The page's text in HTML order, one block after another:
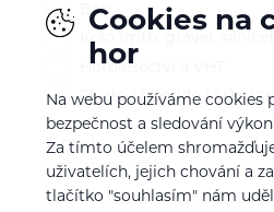
Běh
Kolo (mtb, gravel, silnice)
Horolezectví a VHT
Skialp / freeride / lyže /
E-mail
Cookies na
hor
Na webu používáme cookies
bezpečnost a sledování
Za tímto účelem
uživatelích, jejich chování a
tlačítko "souhlasím" nám